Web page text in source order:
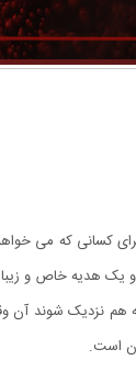
کسانی که می
هدیه خاص و زیبا
به هم نزدیک
است.